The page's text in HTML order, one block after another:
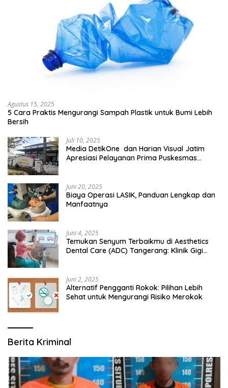
Agustus 15, 2025
5 Cara Praktis Mengurangi Sampah Plastik untuk Bumi Lebih
Bersih
Juli 10, 2025
Media DetikOne dan Harian Visual Jatim
Apresiasi Pelayanan Prima Puskesmas
Juni 20, 2025
Biaya Operasi LASIK, Panduan Lengkap dan
Manfaatnya
Juni 4, 2025
Temukan Senyum Terbaikmu di Aesthetics
Dental Care (ADC) Tangerang: Klinik Gigi
Juni 2, 2025
Alternatif Pengganti Rokok: Pilihan Lebih
Sehat untuk Mengurangi Risiko Merokok
Berita Kriminal